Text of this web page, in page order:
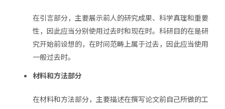
在引言部分，主要展示前人的研究成果、科学真理和重要
性，因此应当分别使用过去时和现在时。科研目的在是研
究开始前设想的，在时间范畴上属于过去，因此应当使用
一般过去时。
材料和方法部分
在材料和方法部分，主要描述在撰写论文前自己所做的工